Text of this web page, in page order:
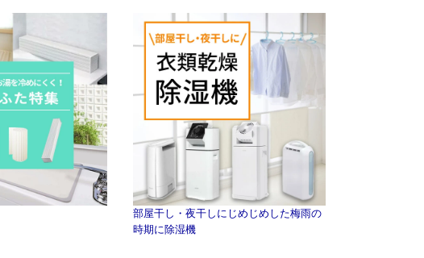
部屋干し・夜干しにじめじめした梅雨の
時期に除湿機